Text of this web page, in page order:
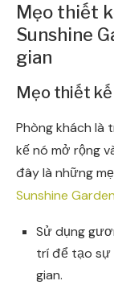
Mẹo thiết
Sunshine
gian
Mẹo thiết
Phòng khách là
kế nó mở rộng
đây là những
Sunshine Garden
Sử dụng
trí để tạo sự
gian.